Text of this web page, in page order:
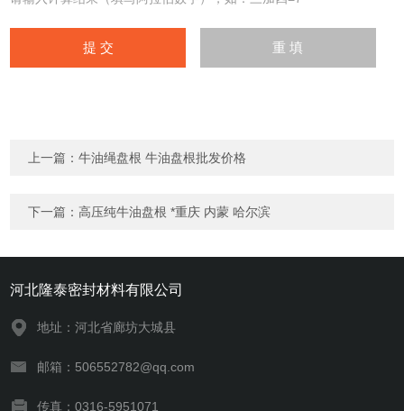
上一篇：牛油绳盘根 牛油盘根批发价格
下一篇：高压纯牛油盘根 *重庆 内蒙 哈尔滨
河北隆泰密封材料有限公司
地址：河北省廊坊大城县
邮箱：506552782@qq.com
传真：0316-5951071